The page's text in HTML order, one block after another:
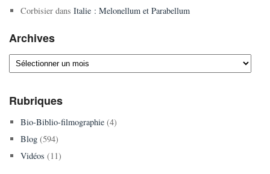
Corbisierdans Italie : Melonellum et Parabellum
Archives
Archives
Rubriques
Bio-Biblio-filmographie(4)
Blog(594)
Vidéos (11)